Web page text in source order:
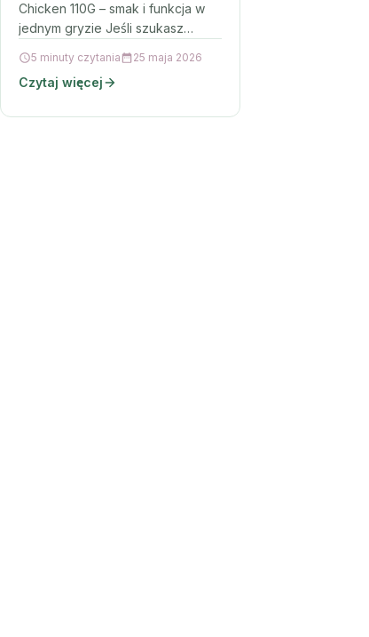
Chicken 110G – smak i funkcja w
jednym gryzie Jeśli szukasz
żywieniowej psa w formie
bezpiecznego…
5 minuty czytania 25 maja 2026
Czytaj więcej